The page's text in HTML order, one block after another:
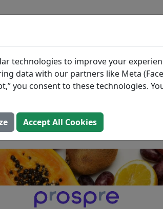
BLOG ZUTATEN
Früchte,
Ihre
2. August 2025)
technologies to improve your
data with our partners like Meta
you consent to these technologies.
Accept All Cookies